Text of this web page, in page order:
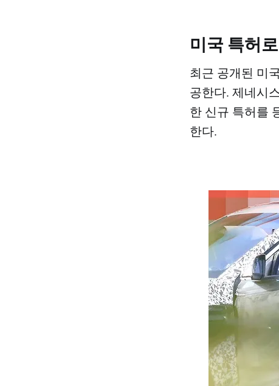
미국 특허
최근 공개된 미
공한다. 제네시
한 신규 특허를
한다.